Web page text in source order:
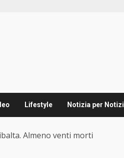
Lifestyle Notizia per
Almeno venti morti